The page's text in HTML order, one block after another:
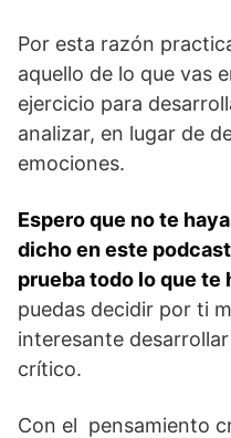
Por esta razón
aquello de lo que vas
ejercicio para
analizar, en lugar de
emociones.
Espero que no te
dicho en este podcast
prueba todo lo que te
puedas decidir por ti
interesante
crítico.
Con el pensamiento